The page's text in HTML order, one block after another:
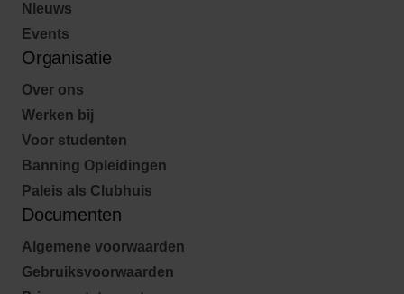
Nieuws
Events
Organisatie
Over ons
Werken bij
Voor studenten
Banning Opleidingen
Paleis als Clubhuis
Documenten
Algemene voorwaarden
Gebruiksvoorwaarden